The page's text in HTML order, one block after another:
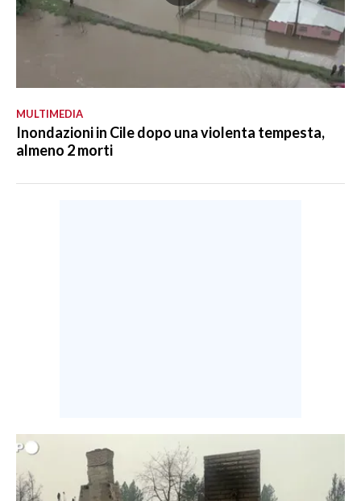
MULTIMEDIA
Inondazioni in Cile dopo una violenta tempesta,
almeno 2 morti